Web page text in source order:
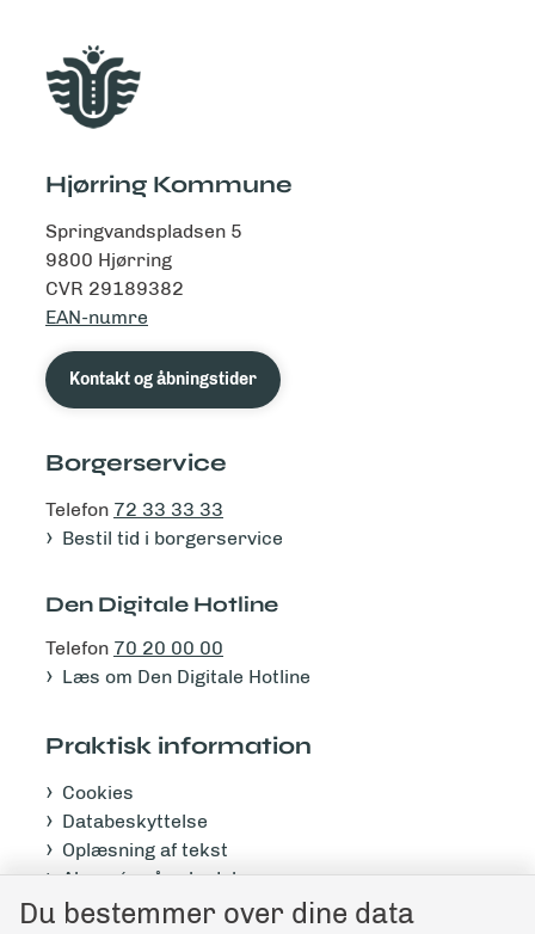
Hjørring Kommune
Springvandspladsen 5
9800 Hjørring
CVR 29189382
EAN-numre
Kontakt og åbningstider
Borgerservice
Telefon 72 33 33 33
Bestil tid i borgerservice
Den Digitale Hotline
Telefon 70 20 00 00
Læs om Den Digitale Hotline
Praktisk information
Cookies
Databeskyttelse
Oplæsning af tekst
Abonnér på nyhedsbrev
Tilgængelighedserklæring
Du bestemmer over dine data